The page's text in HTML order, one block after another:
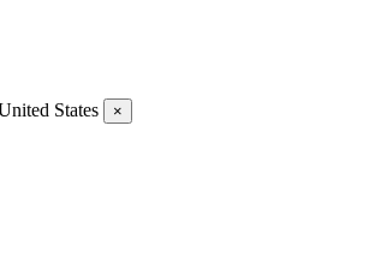
States ×